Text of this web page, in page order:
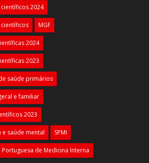
2024
MGF
2024
2023
saúde primários
e familiar
2023
saúde mental SPMI
Portuguesa de Medicina Interna